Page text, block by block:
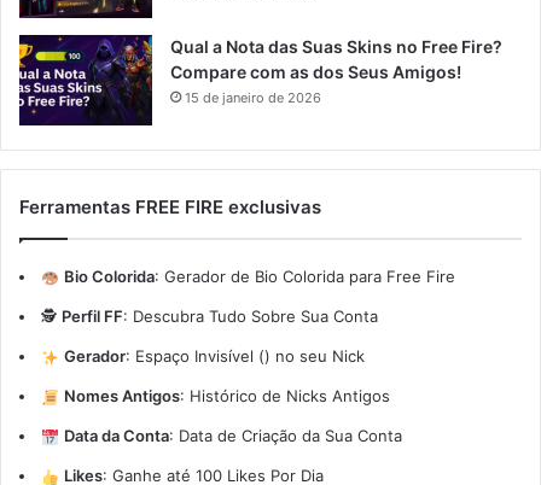
Qual a Nota das Suas Skins no Free Fire?
Compare com as dos Seus Amigos!
15 de janeiro de 2026
Ferramentas FREE FIRE exclusivas
Bio Colorida: Gerador de Bio Colorida para Free Fire
🕵️ Perfil FF: Descubra Tudo Sobre Sua Conta
Gerador: Espaço Invisível (ㅤ) no seu Nick
Nomes Antigos: Histórico de Nicks Antigos
Data da Conta: Data de Criação da Sua Conta
Likes: Ganhe até 100 Likes Por Dia